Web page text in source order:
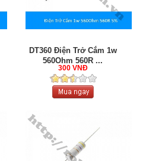
DT360 Điện Trở Cắm 1w
560Ohm 560R ...
300 VNĐ